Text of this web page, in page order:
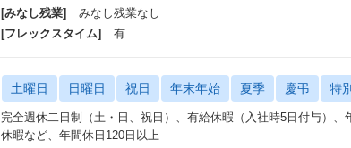
[みなし残業]
みなし残業なし
[フレックスタイム]
有
土曜日 日曜日 祝日 年末年始 夏季 慶弔 特別
完全週休二日制（土・日、祝日）、有給休暇（入社時5日付与）
休暇など、年間休日120日以上